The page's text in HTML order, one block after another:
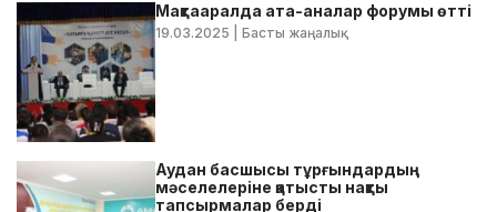
Мақтааралда ата-аналар форумы өтті
19.03.2025 | Басты жаңалық
Аудан басшысы тұрғындардың
мәселелеріне қатысты нақты
тапсырмалар берді